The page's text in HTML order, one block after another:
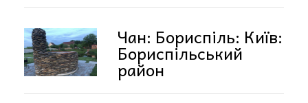
Чан: Бориспіль: Київ:
Бориспільський
район